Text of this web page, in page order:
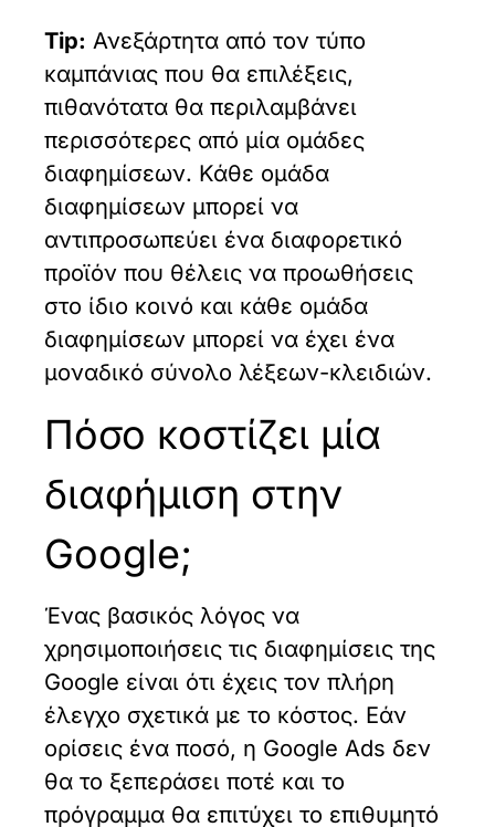
Tip: Ανεξάρτητα από τον τύπο
καμπάνιας που θα επιλέξεις,
πιθανότατα θα περιλαμβάνει
περισσότερες από μία ομάδες
διαφημίσεων. Κάθε ομάδα
διαφημίσεων μπορεί να
αντιπροσωπεύει ένα διαφορετικό
προϊόν που θέλεις να προωθήσεις
στο ίδιο κοινό και κάθε ομάδα
διαφημίσεων μπορεί να έχει ένα
μοναδικό σύνολο λέξεων-κλειδιών.
Πόσο κοστίζει μία
διαφήμιση στην
Google;
Ένας βασικός λόγος να
χρησιμοποιήσεις τις διαφημίσεις της
Google είναι ότι έχεις τον πλήρη
έλεγχο σχετικά με το κόστος. Εάν
ορίσεις ένα ποσό, η Google Ads δεν
θα το ξεπεράσει ποτέ και το
πρόγραμμα θα επιτύχει το επιθυμητό